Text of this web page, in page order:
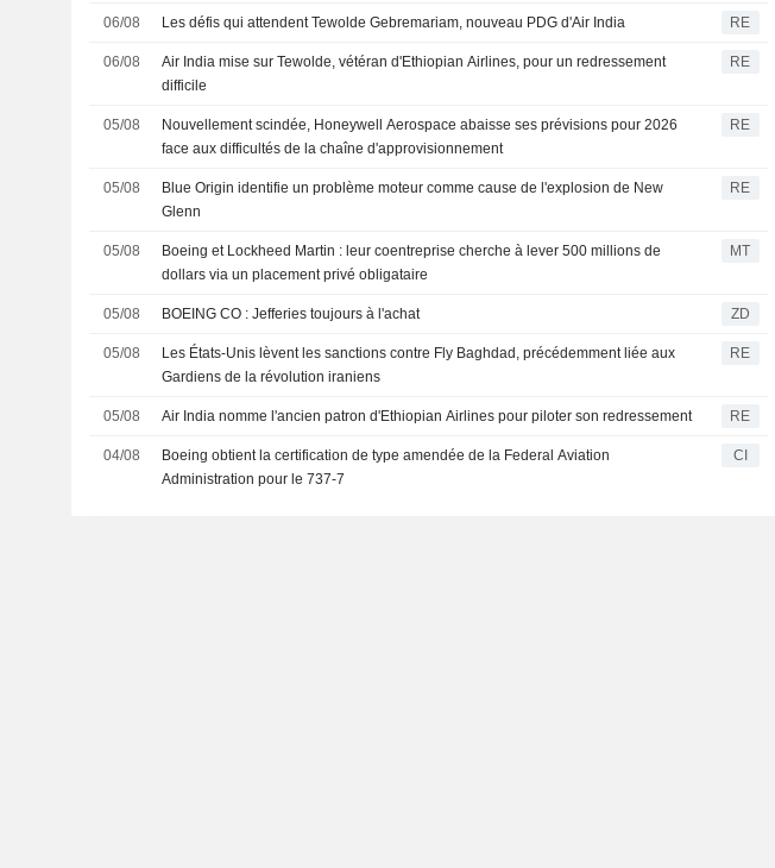
06/08 Les défis qui attendent Tewolde Gebremariam, nouveau PDG d'Air India RE
06/08
Air India mise sur Tewolde, vétéran d'Ethiopian Airlines, pour un redressement
difficile
RE
05/08
Nouvellement scindée, Honeywell Aerospace abaisse ses prévisions pour 2026
face aux difficultés de la chaîne d'approvisionnement
RE
05/08
Blue Origin identifie un problème moteur comme cause de l'explosion de New
Glenn
RE
05/08
Boeing et Lockheed Martin : leur coentreprise cherche à lever 500 millions de
dollars via un placement privé obligataire
MT
05/08 BOEING CO : Jefferies toujours à l'achat ZD
05/08
Les États-Unis lèvent les sanctions contre Fly Baghdad, précédemment liée aux
Gardiens de la révolution iraniens
RE
05/08 Air India nomme l'ancien patron d'Ethiopian Airlines pour piloter son redressement RE
04/08
Boeing obtient la certification de type amendée de la Federal Aviation
Administration pour le 737-7
CI